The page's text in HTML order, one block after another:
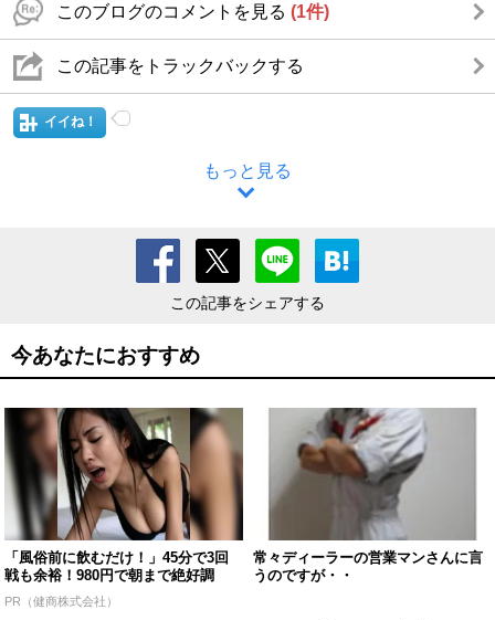
このブログのコメントを見る (1件)
この記事をトラックバックする
イイね！
もっと見る
この記事をシェアする
今あなたにおすすめ
「風俗前に飲むだけ！」45分で3回
戦も余裕！980円で朝まで絶好調
PR（健商株式会社）
常々ディーラーの営業マンさんに言
うのですが・・